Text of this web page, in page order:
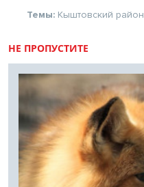
Темы: Кыштовский район
НЕ ПРОПУСТИТЕ